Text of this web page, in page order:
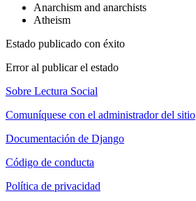
Anarchism and anarchists
Atheism
Estado publicado con éxito
Error al publicar el estado
Sobre Lectura Social
Comuníquese con el administrador del sitio
Documentación de Django
Código de conducta
Política de privacidad